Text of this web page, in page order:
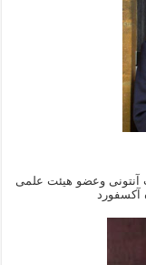
آنتونی وعضو هیئت علمی